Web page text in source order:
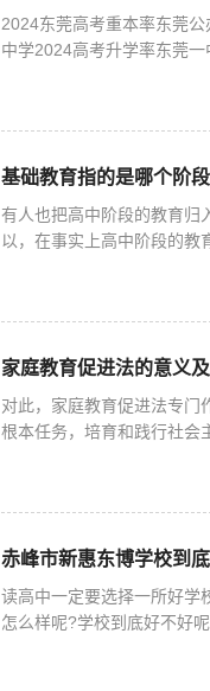
2024东莞高考重本率东莞
中学2024高考升学率东莞
有人也把高中阶段的教育归
以，在事实上高中阶段的教
对此，家庭教育促进法专门
根本任务，培育和践行社会
赤峰市新惠东博学校到
读高中一定要选择一所好学
怎么样呢?学校到底好不好